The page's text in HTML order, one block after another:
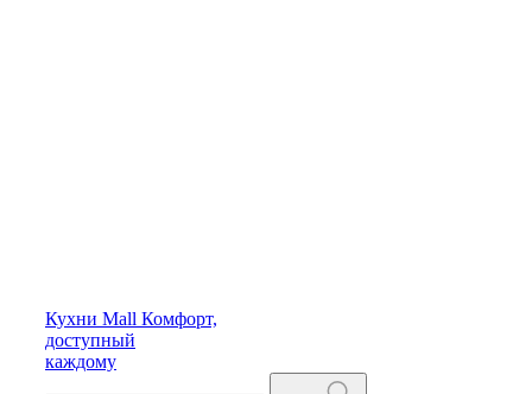
Кухни Mall Комфорт,
доступный
каждому